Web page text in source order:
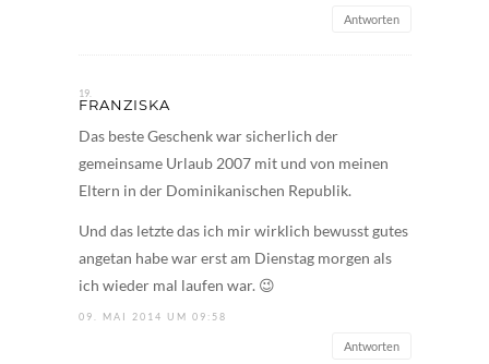
Antworten
FRANZISKA
Das beste Geschenk war sicherlich der
gemeinsame Urlaub 2007 mit und von meinen
Eltern in der Dominikanischen Republik.
Und das letzte das ich mir wirklich bewusst gutes
angetan habe war erst am Dienstag morgen als
ich wieder mal laufen war. 😉
09. MAI 2014 UM 09:58
Antworten